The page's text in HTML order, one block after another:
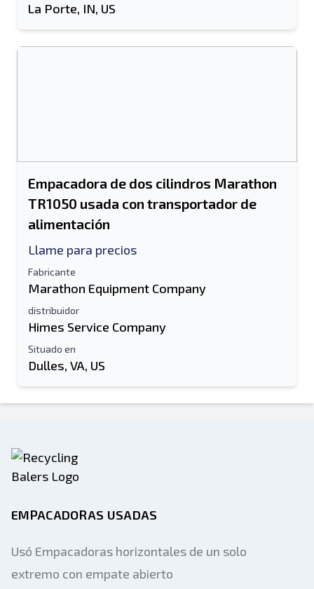
La Porte, IN, US
Empacadora de dos cilindros Marathon
TR1050 usada con transportador de
alimentación
Llame para precios
Fabricante
Marathon Equipment Company
distribuidor
Himes Service Company
Situado en
Dulles, VA, US
EMPACADORAS USADAS
Usó Empacadoras horizontales de un solo
extremo con empate abierto